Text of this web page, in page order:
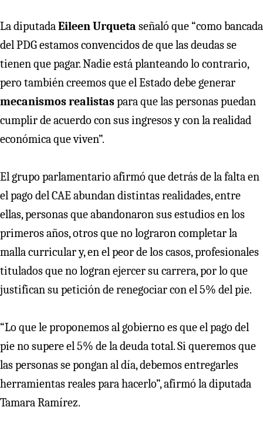
La diputadaEileen Urqueta señaló que “como bancada
del PDG estamos convencidos de que las deudas se
tienen que pagar. Nadie está planteando lo contrario,
pero también creemos que el Estado debe generar
mecanismos realistaspara que las personas puedan
cumplir de acuerdo con sus ingresos y con la realidad
económica que viven”.
El grupo parlamentario afirmó que detrás de la falta en
el pago del CAE abundan distintas realidades, entre
ellas, personas que abandonaron sus estudios en los
primeros años, otros que no lograron completar la
malla curricular y, en el peor de los casos, profesionales
titulados que no logran ejercer su carrera, por lo que
justifican su petición de renegociar con el 5% del pie.
“Lo que le proponemos al gobierno es que el pago del
pie no supere el 5% de la deuda total. Si queremos que
las personas se pongan al día, debemos entregarles
herramientas reales para hacerlo”, afirmó la diputada
Tamara Ramírez.